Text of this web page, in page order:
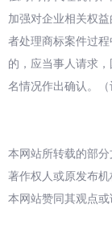
加强对企业相关权
者处理商标案件过
的，应当事人请求
名情况作出确认。
本网站所转载的部
著作权人或原发布
本网站赞同其观点或